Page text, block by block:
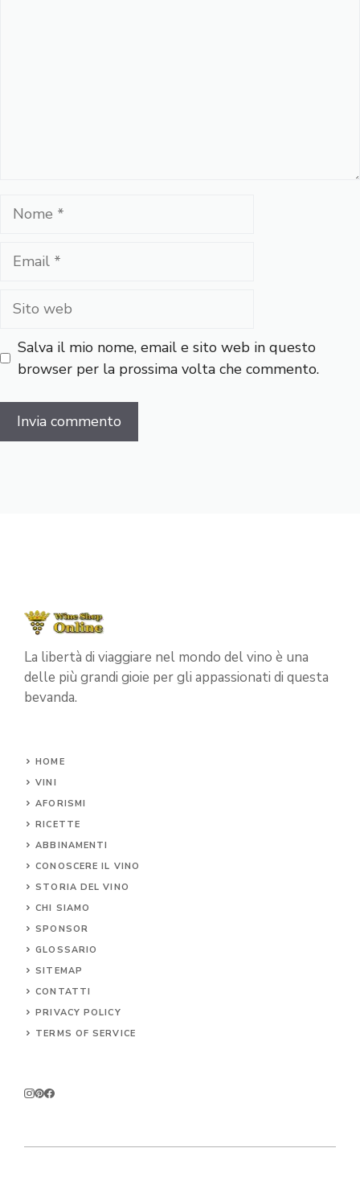
Nome
Email
Sito
Salva il mio nome, email e sito web in questo
browser per la prossima volta che commento.
La libertà di viaggiare nel mondo del vino è una
delle più grandi gioie per gli appassionati di questa
bevanda.
HOME
VINI
AFORISMI
RICETTE
ABBINAMENTI
CONOSCERE IL VINO
STORIA DEL VINO
CHI SIAMO
SPONSOR
GLOSSARIO
SITEMAP
CONTATTI
PRIVACY POLICY
TERMS OF SERVICE